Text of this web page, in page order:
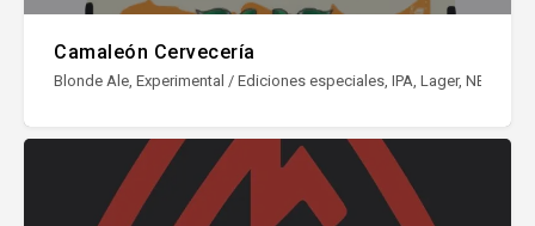
Camaleón Cervecería
Blonde Ale, Experimental / Ediciones especiales, IPA, Lager, NEIPA /